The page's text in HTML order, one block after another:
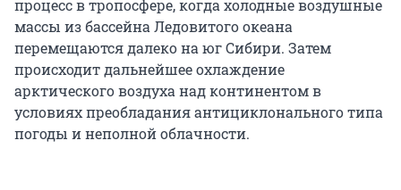
процесс в тропосфере, когда холодные воздушные
массы из бассейна Ледовитого океана
перемещаются далеко на юг Сибири. Затем
происходит дальнейшее охлаждение
арктического воздуха над континентом в
условиях преобладания антициклонального типа
погоды и неполной облачности.